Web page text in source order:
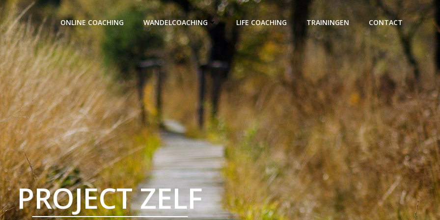
ONLINE COACHING WANDELCOACHING LIFE COACHING TRAININGEN CONTACT
PROJECT ZELF